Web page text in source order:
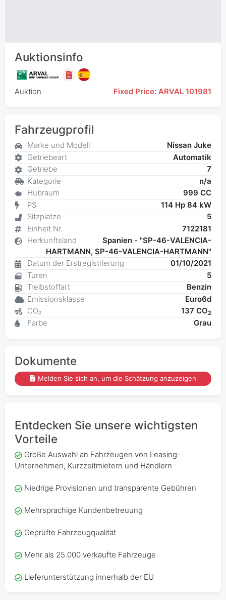
Auktionsinfo
Auktion Fixed Price: ARVAL 101981
Fahrzeugprofil
Marke und Modell
Nissan Juke
Getriebeart
Automatik
Getriebe
7
Kategorie
n/a
Hubraum
999 CC
PS
114 Hp 84 kW
Sitzplatze
5
Einheit Nr.
7122181
Herkunftsland
Spanien - "SP-46-VALENCIA-
HARTMANN, SP-46-VALENCIA-HARTMANN"
Datum der Erstregistrierung
01/10/2021
Turen
5
Treibstoffart
Benzin
Emissionsklasse
Euro6d
CO₂
137 CO2
Farbe Grau
Dokumente
Melden Sie sich an, um die Schätzung anzuzeigen
Entdecken Sie unsere wichtigsten
Vorteile
Große Auswahl an Fahrzeugen von Leasing-
Unternehmen, Kurzzeitmietern und Händlern
Niedrige Provisionen und transparente Gebühren
Mehrsprachige Kundenbetreuung
Geprüfte Fahrzeugqualität
Mehr als 25.000 verkaufte Fahrzeuge
Lieferunterstützung innerhalb der EU